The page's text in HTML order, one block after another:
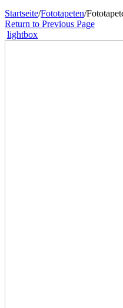
Startseite/Fototapeten/
Return to Previous Page
lightbox